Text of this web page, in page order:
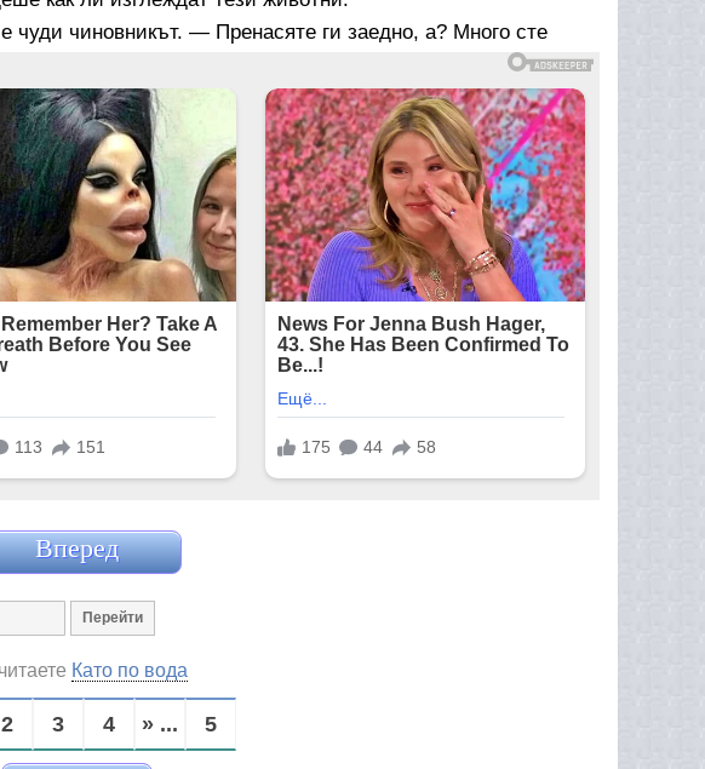
чиновникът. — Пренасяте ги заедно, а? Много сте
Вперед
Като по вода
2 3 4 » ... 5